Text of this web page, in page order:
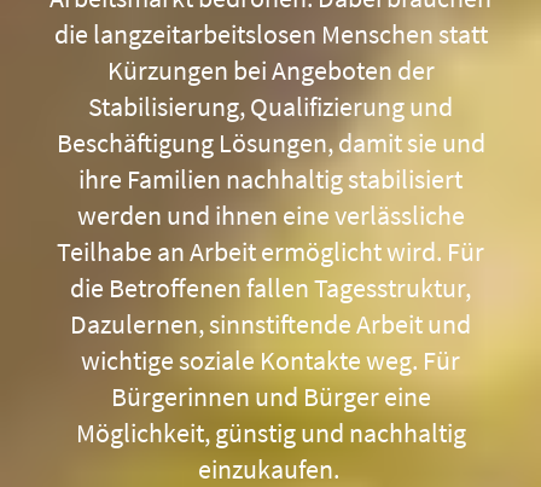
die langzeitarbeitslosen Menschen statt
Kürzungen bei Angeboten der
Stabilisierung, Qualifizierung und
Beschäftigung Lösungen, damit sie und
ihre Familien nachhaltig stabilisiert
werden und ihnen eine verlässliche
Teilhabe an Arbeit ermöglicht wird. Für
die Betroffenen fallen Tagesstruktur,
Dazulernen, sinnstiftende Arbeit und
wichtige soziale Kontakte weg. Für
Bürgerinnen und Bürger eine
Möglichkeit, günstig und nachhaltig
einzukaufen.